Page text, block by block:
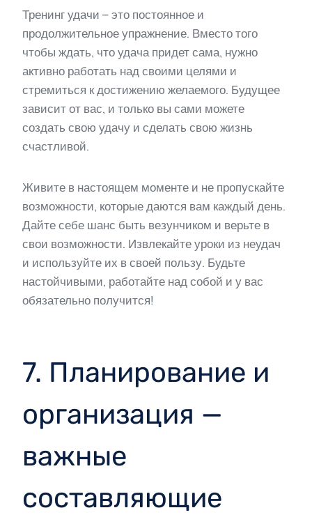
Тренинг удачи – это постоянное и
продолжительное упражнение. Вместо того
чтобы ждать, что удача придет сама, нужно
активно работать над своими целями и
стремиться к достижению желаемого. Будущее
зависит от вас, и только вы сами можете
создать свою удачу и сделать свою жизнь
счастливой.
Живите в настоящем моменте и не пропускайте
возможности, которые даются вам каждый день.
Дайте себе шанс быть везунчиком и верьте в
свои возможности. Извлекайте уроки из неудач
и используйте их в своей пользу. Будьте
настойчивыми, работайте над собой и у вас
обязательно получится!
7. Планирование и
организация —
важные
составляющие